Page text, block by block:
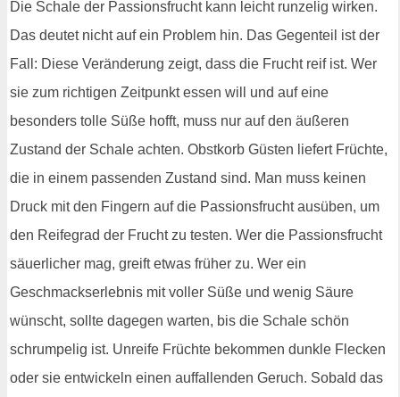
Die Schale der Passionsfrucht kann leicht runzelig wirken.
Das deutet nicht auf ein Problem hin. Das Gegenteil ist der
Fall: Diese Veränderung zeigt, dass die Frucht reif ist. Wer
sie zum richtigen Zeitpunkt essen will und auf eine
besonders tolle Süße hofft, muss nur auf den äußeren
Zustand der Schale achten. Obstkorb Güsten liefert Früchte,
die in einem passenden Zustand sind. Man muss keinen
Druck mit den Fingern auf die Passionsfrucht ausüben, um
den Reifegrad der Frucht zu testen. Wer die Passionsfrucht
säuerlicher mag, greift etwas früher zu. Wer ein
Geschmackserlebnis mit voller Süße und wenig Säure
wünscht, sollte dagegen warten, bis die Schale schön
schrumpelig ist. Unreife Früchte bekommen dunkle Flecken
oder sie entwickeln einen auffallenden Geruch. Sobald das